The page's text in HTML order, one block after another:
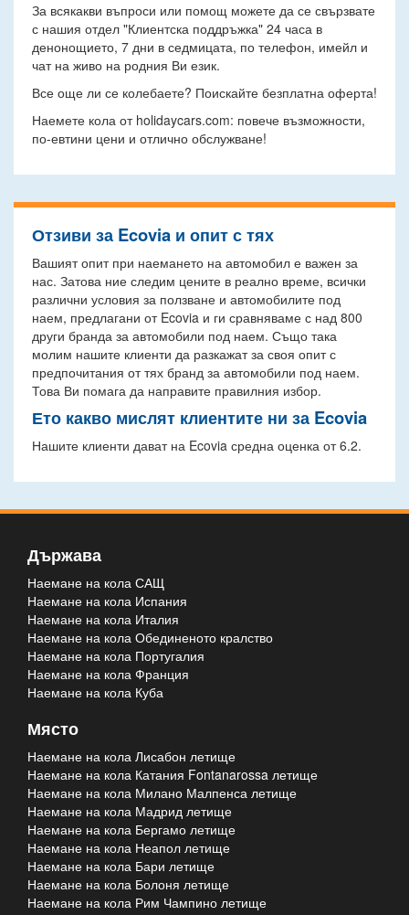
За всякакви въпроси или помощ можете да се свързвате
с нашия отдел "Клиентска поддръжка" 24 часа в
денонощието, 7 дни в седмицата, по телефон, имейл и
чат на живо на родния Ви език.
Все още ли се колебаете? Поискайте безплатна оферта!
Наемете кола от holidaycars.com: повече възможности,
по-евтини цени и отлично обслужване!
Отзиви за Ecovia и опит с тях
Вашият опит при наемането на автомобил е важен за
нас. Затова ние следим цените в реално време, всички
различни условия за ползване и автомобилите под
наем, предлагани от Ecovia и ги сравняваме с над 800
други бранда за автомобили под наем. Също така
молим нашите клиенти да разкажат за своя опит с
предпочитания от тях бранд за автомобили под наем.
Това Ви помага да направите правилния избор.
Ето какво мислят клиентите ни за Ecovia
Нашите клиенти дават на Ecovia средна оценка от 6.2.
Държава
Наемане на кола САЩ
Наемане на кола Испания
Наемане на кола Италия
Наемане на кола Обединеното кралство
Наемане на кола Португалия
Наемане на кола Франция
Наемане на кола Куба
Място
Наемане на кола Лисабон летище
Наемане на кола Катания Fontanarossa летище
Наемане на кола Милано Малпенса летище
Наемане на кола Мадрид летище
Наемане на кола Бергамо летище
Наемане на кола Неапол летище
Наемане на кола Бари летище
Наемане на кола Болоня летище
Наемане на кола Рим Чампино летище